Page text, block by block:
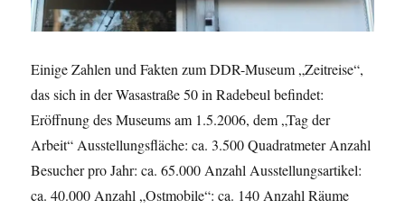
Einige Zahlen und Fakten zum DDR-Museum „Zeitreise“,
das sich in der Wasastraße 50 in Radebeul befindet:
Eröffnung des Museums am 1.5.2006, dem „Tag der
Arbeit“ Ausstellungsfläche: ca. 3.500 Quadratmeter Anzahl
Besucher pro Jahr: ca. 65.000 Anzahl Ausstellungsartikel:
ca. 40.000 Anzahl „Ostmobile“: ca. 140 Anzahl Räume